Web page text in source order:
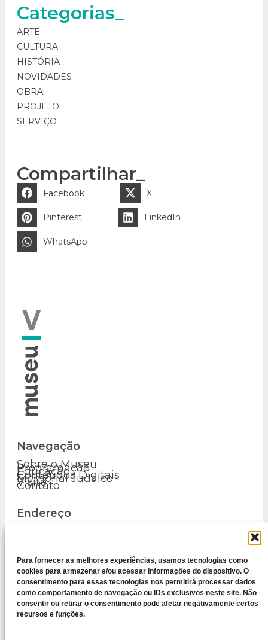
Para fornecer as melhores experiências, usamos tecnologias como
cookies para armazenar e/ou acessar informações do dispositivo. O
consentimento para essas tecnologias nos permitirá processar dados
como comportamento de navegação ou IDs exclusivos neste site. Não
consentir ou retirar o consentimento pode afetar negativamente certos
recursos e funções.
Categorias_
ARTE
CULTURA
HISTÓRIA
NOVIDADES
OBRA
PROJETO
SERVIÇO
Compartilhar_
Facebook X
Pinterest LinkedIn
WhatsApp
Navegação
Sobre o Museu
Programação
Educação
Conteúdos Digitais
Memorial Judaico
Visite
Contato
Endereço
Centro – Vassouras – RJ
CEP 27700-000